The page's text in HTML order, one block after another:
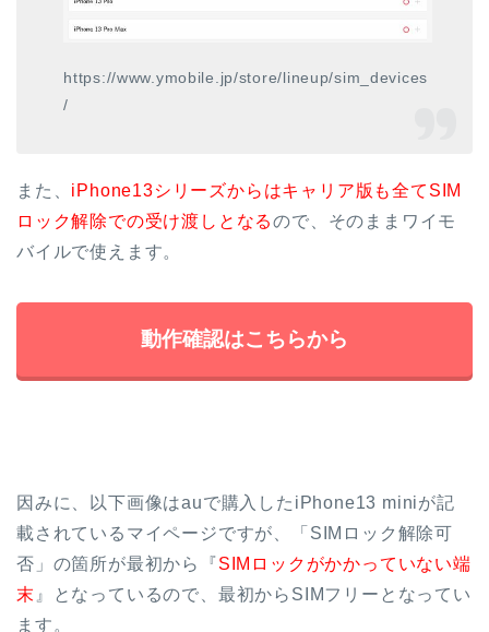
https://www.ymobile.jp/store/lineup/sim_devices
/
また、 iPhone13シリーズからはキャリア版も全てSIM
ロック解除での受け渡しとなるので、そのままワイモ
バイルで使えます。
動作確認はこちらから
因みに、以下画像はauで購入したiPhone13 miniが記
載されているマイページですが、「SIMロック解除可
否」の箇所が最初から『SIMロックがかかっていない端
末 』となっているので、最初からSIMフリーとなってい
ます。